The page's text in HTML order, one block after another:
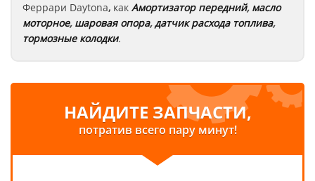
Феррари Daytona, как Амортизатор передний, масло
моторное, шаровая опора,датчик расхода топлива,
тормозные колодки.
НАЙДИТЕ ЗАПЧАСТИ,
потратив всего пару минут!